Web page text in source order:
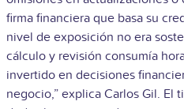
firma financiera que basa su
nivel de exposición no era
cálculo y revisión consumía
invertido en decisiones
negocio,” explica Carlos Gil. El